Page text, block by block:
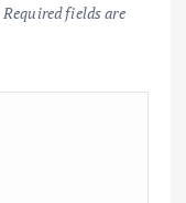
Required fields are